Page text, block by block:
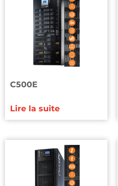
C500E
Lire la suite